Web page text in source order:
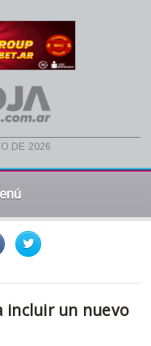
de 2026
incluir un nuevo